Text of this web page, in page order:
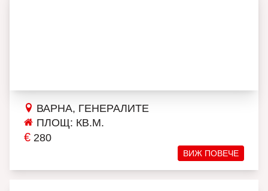
ВАРНА, ГЕНЕРАЛИТЕ
ПЛОЩ: КВ.М.
€ 280
ВИЖ ПОВЕЧЕ